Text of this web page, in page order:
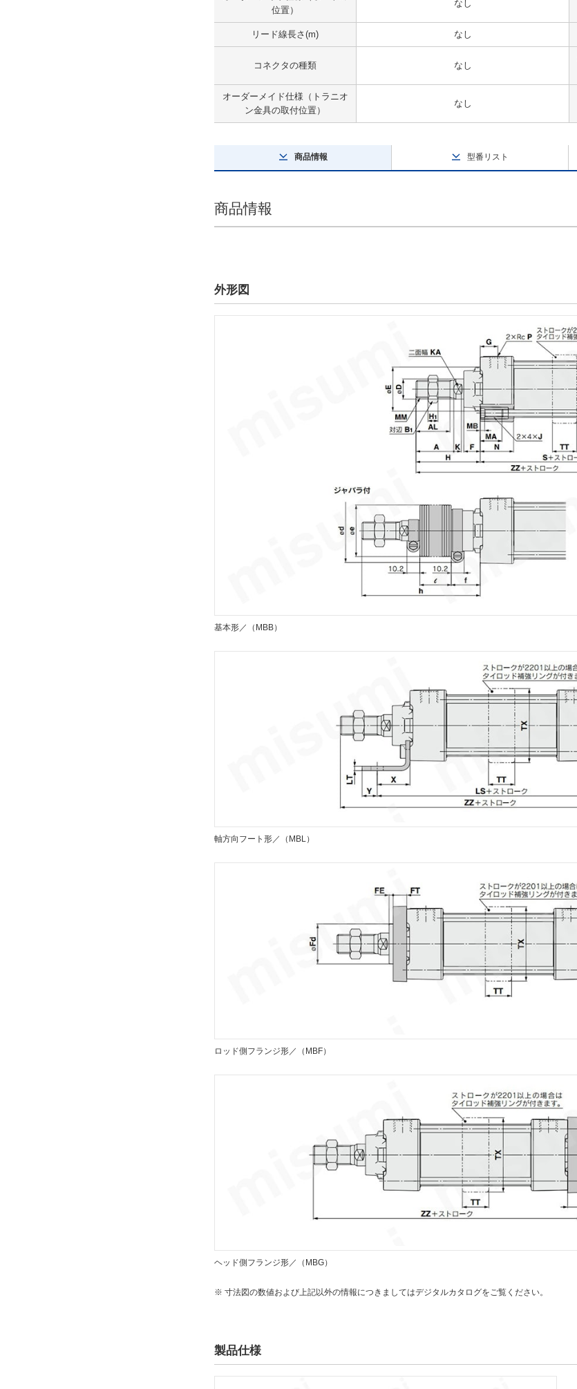
位置）
なし
リード線長さ(m) なし
コネクタの種類 なし
オーダーメイド仕様（トラニオ
ン金具の取付位置）
なし
商品情報 型番リスト
商品情報
外形図
基本形／（MBB）
軸方向フート形／（MBL）
ロッド側フランジ形／（MBF）
ヘッド側フランジ形／（MBG）
※ 寸法図の数値および上記以外の情報につきましてはデジタルカタログをご覧ください。
製品仕様